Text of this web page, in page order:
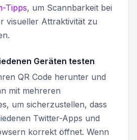
Tipps, um Scannbarkeit bei
visueller Attraktivität zu
Geräten testen
QR Code herunter und
mit mehreren
um sicherzustellen, dass
Twitter-Apps und
korrekt öffnet. Wenn